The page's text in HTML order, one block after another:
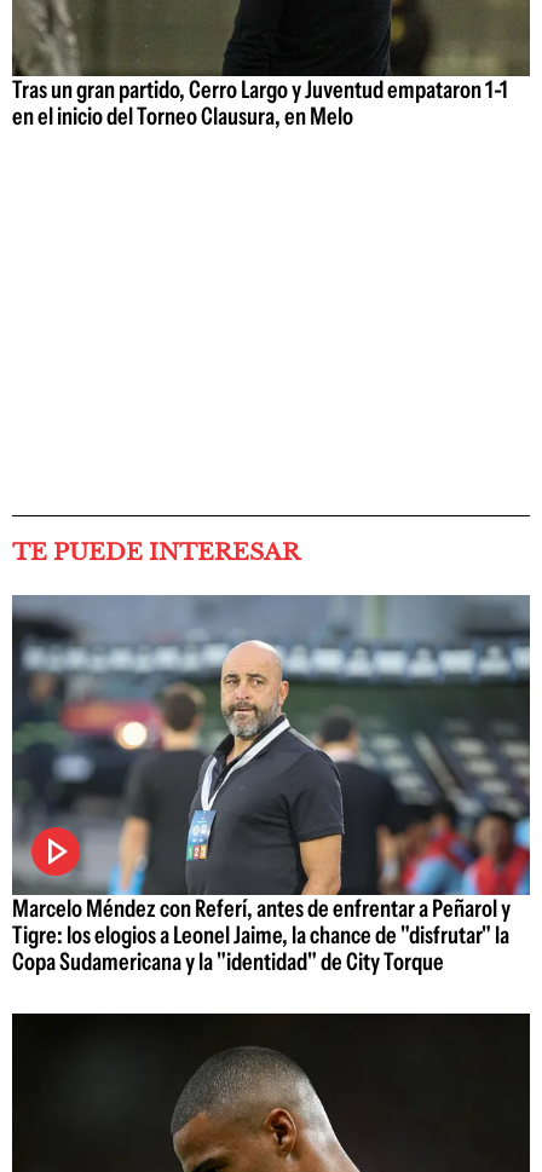
Tras un gran partido, Cerro Largo y Juventud empataron 1-1
en el inicio del Torneo Clausura, en Melo
TE PUEDE INTERESAR
Marcelo Méndez con Referí, antes de enfrentar a Peñarol y
Tigre: los elogios a Leonel Jaime, la chance de "disfrutar" la
Copa Sudamericana y la "identidad" de City Torque